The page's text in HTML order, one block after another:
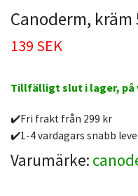
Canoderm, kräm
139 SEK
Tillfälligt slut i lager, på
✔️Fri frakt från 299 kr
✔️1-4 vardagars snabb
Varumärke: